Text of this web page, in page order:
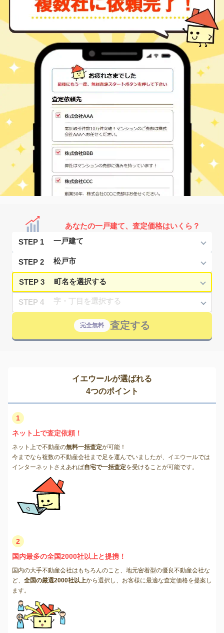
あなたの一戸建て、査定価格はいくら？
STEP 1
STEP 2
STEP 3
STEP 4
完全無料 査定する
イエウールが選ばれる
4つのポイント
1
ネット上で査定依頼！
ネット上で不動産の無料一括査定が可能！
今までなら複数の不動産会社まで足を運んでいましたが、イエウールでは
インターネットさえあれば自宅で一括査定を受けることが可能です。
2
国内最多の全国2000社以上と提携！
国内の大手不動産会社はもちろんのこと、地元密着型の優良不動産会社な
ど、 全国の厳選2000社以上から選択し、お客様に最適な査定価格を提案し
ます。